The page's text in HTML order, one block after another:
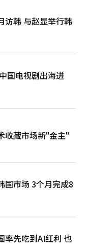
个可预测的、持续增
以往依赖特定大型
。《艾尔之战2》和
下历史最高，而移
长的
热销是否能转化为长
引海外用户，以及移
因素。随着大型新作
加，因此收益管理也显
度的表现来看，实现
实现NC所强调的“可
区证明可重复的热销
销售5万亿韩元，正
预测的、持续增长的
统翻译与编辑。
访韩 与赵显举行韩
国电视剧出海进
收藏市场新"金主"
国市场 3个月完成8
率先吃到AI红利 也